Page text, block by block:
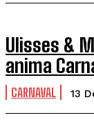
Ulisses &
anima
CARNAVAL 13